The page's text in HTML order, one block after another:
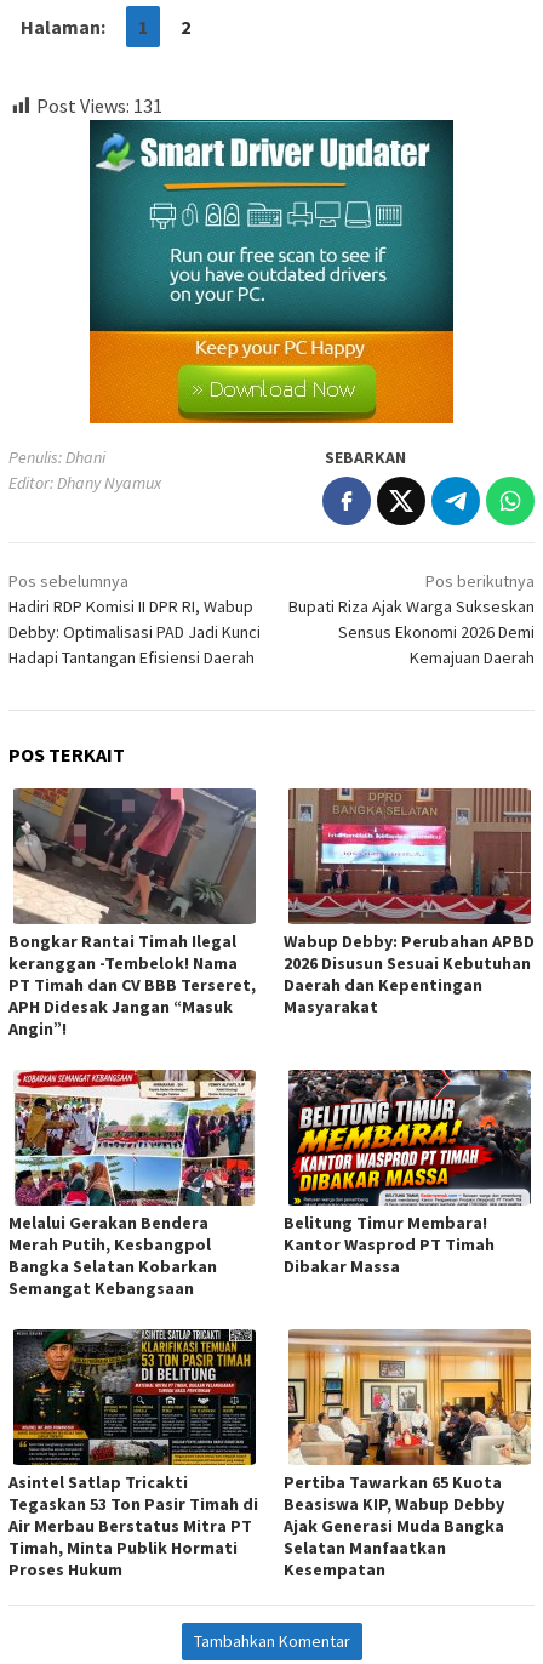
Halaman: 1 2
Post Views: 131
Penulis: Dhani
Editor: Dhany Nyamux
SEBARKAN
Navigasi
pos
Pos sebelumnya
Hadiri RDP Komisi II DPR RI, Wabup
Debby: Optimalisasi PAD Jadi Kunci
Hadapi Tantangan Efisiensi Daerah
Pos berikutnya
Bupati Riza Ajak Warga Sukseskan
Sensus Ekonomi 2026 Demi
Kemajuan Daerah
POS TERKAIT
Bongkar Rantai Timah Ilegal
keranggan -Tembelok! Nama
PT Timah dan CV BBB Terseret,
APH Didesak Jangan “Masuk
Angin”!
Wabup Debby: Perubahan APBD
2026 Disusun Sesuai Kebutuhan
Daerah dan Kepentingan
Masyarakat
Melalui Gerakan Bendera
Merah Putih, Kesbangpol
Bangka Selatan Kobarkan
Semangat Kebangsaan
Belitung Timur Membara!
Kantor Wasprod PT Timah
Dibakar Massa
Asintel Satlap Tricakti
Tegaskan 53 Ton Pasir Timah di
Air Merbau Berstatus Mitra PT
Timah, Minta Publik Hormati
Proses Hukum
Pertiba Tawarkan 65 Kuota
Beasiswa KIP, Wabup Debby
Ajak Generasi Muda Bangka
Selatan Manfaatkan
Kesempatan
Tambahkan Komentar